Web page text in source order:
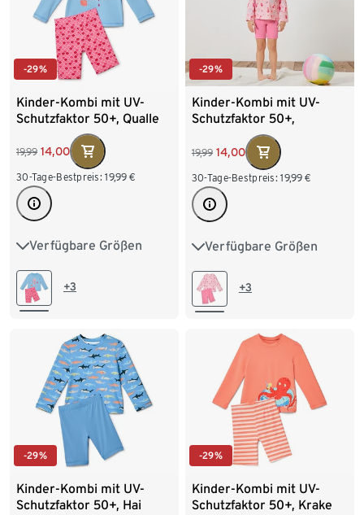
-29%
Kinder-Kombi mit UV-
Schutzfaktor 50+, Qualle
19,99 14,00
30-Tage-Bestpreis: 19,99 €
Verfügbare Größen
74/80 86/92
98/104 +3
-29%
Kinder-Kombi mit UV-
Schutzfaktor 50+,
Seepferdchen
19,99 14,00
30-Tage-Bestpreis: 19,99 €
Verfügbare Größen
74/80 86/92
98/104 +3
-29%
Kinder-Kombi mit UV-
Schutzfaktor 50+, Hai
-29%
Kinder-Kombi mit UV-
Schutzfaktor 50+, Krake